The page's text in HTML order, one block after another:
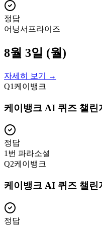
정답
어닝서프라이즈
8월 3일 (월)
자세히 보기 →
Q1 케이뱅크
케이뱅크 AI 퀴즈 챌린
정답
1번 파라소셜
Q2케이뱅크
케이뱅크 AI 퀴즈 챌린
정답